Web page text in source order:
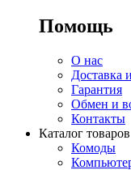
Помощь
О нас
Доставка
Гарантия
Обмен и
Контакты
Каталог товаров
Комоды